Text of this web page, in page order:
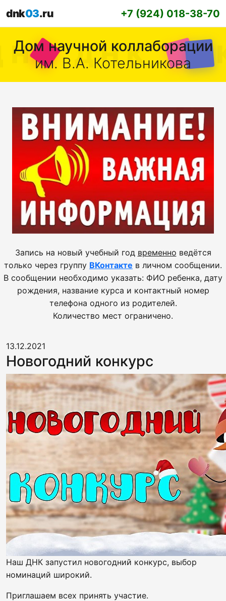
dnk03.ru +7 (924) 018-38-70
Дом научной коллаборации
им. В.А. Котельникова
Запись на новый учебный год временно ведётся
только через группу ВКонтакте в личном сообщении.
В сообщении необходимо указать: ФИО ребенка, дату
рождения, название курса и контактный номер
телефона одного из родителей.
Количество мест ограничено.
13.12.2021
Новогодний конкурс
Наш ДНК запустил новогодний конкурс, выбор
номинаций широкий.
Приглашаем всех принять участие.